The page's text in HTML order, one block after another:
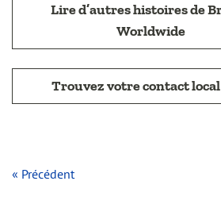
Lire d’autres histoires de
Worldwide
Trouvez votre contact local
« Précédent